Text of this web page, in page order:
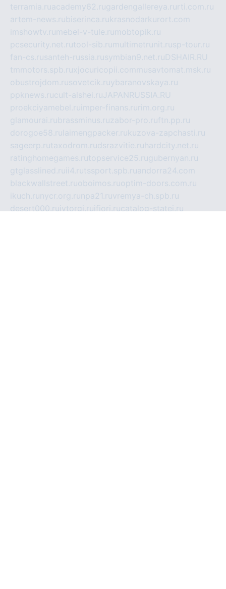
terramia.ruacademy62.rugardengallereya.ru rti.com.ru
artem-news.rubiserinca.rukrasnodarkurort.com
imshowtv.ru mebel-v-tule.ru mobtopik.ru
pcsecurity.net.rutool-sib.ru multimetrunit.rusp-tour.ru
fan-cs.rusanteh-russia.rusymbian9.net.ruDSHAIR.RU
tmmotors.spb.ruxjocuricopii.com musavtomat.msk.ru
obustrojdom.rusovetcik.ruybaranovskaya.ru
ppknews.rucult-alshei.ruJAPANRUSSIA.RU
proekciyamebel.ru imper-finans.ru rim.org.ru
glamourai.rubrassminus.ruzabor-pro.ruftn.pp.ru
dorogoe58.ru laimengpacker.rukuzova-zapchasti.ru
sageerp.rutaxodrom.rudsrazvitie.ru hardcity.net.ru
ratinghomegames.rutopservice25.rugubernyan.ru
gtglasslined.ru ii4.rutssport.spb.ruandorra24.com
blackwallstreet.ruoboimos.ruoptim-doors.com.ru
ikuch.ru nycr.org.ru npa21.ruvremya-ch.spb.ru
desert000.ru ivtorgi.ru ifiori.rucatalog-statei.ru